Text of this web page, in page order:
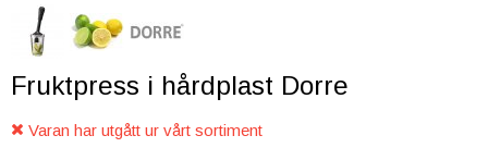
Fruktpress i hårdplast Dorre
Varan har utgått ur vårt sortiment